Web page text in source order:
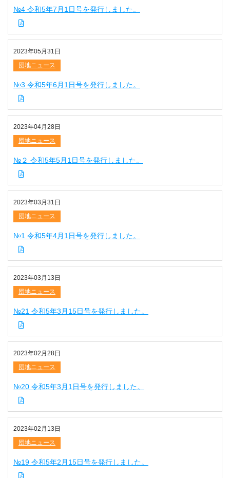
№4 令和5年7月1日号を発行しました。
2023年05月31日
団地ニュース
№3 令和5年6月1日号を発行しました。
2023年04月28日
団地ニュース
№２ 令和5年5月1日号を発行しました。
2023年03月31日
団地ニュース
№1 令和5年4月1日号を発行しました。
2023年03月13日
団地ニュース
№21 令和5年3月15日号を発行しました。
2023年02月28日
団地ニュース
№20 令和5年3月1日号を発行しました。
2023年02月13日
団地ニュース
№19 令和5年2月15日号を発行しました。